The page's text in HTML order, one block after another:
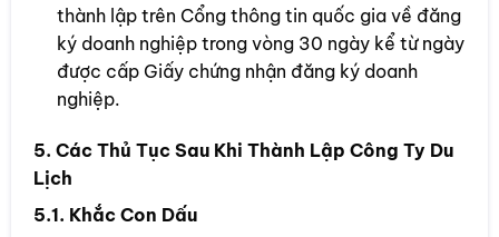
thành lập trên Cổng thông tin quốc gia về đăng
ký doanh nghiệp trong vòng 30 ngày kể từ ngày
được cấp Giấy chứng nhận đăng ký doanh
nghiệp.
5. Các Thủ Tục Sau Khi Thành Lập Công Ty Du
Lịch
5.1. Khắc Con Dấu